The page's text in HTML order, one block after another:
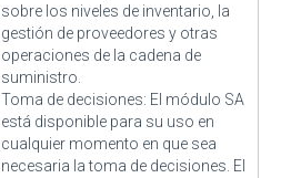
sobre los niveles de inventario, la
gestión de proveedores y otras
operaciones de la cadena de
suministro.
Toma de decisiones: El módulo SA
está disponible para su uso en
cualquier momento en que sea
necesaria la toma de decisiones. El